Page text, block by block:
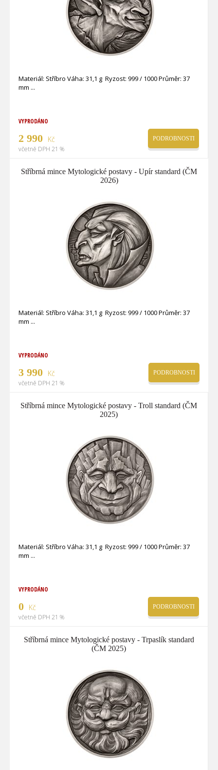
Materiál: Stříbro Váha: 31,1 g Ryzost: 999 / 1000 Průměr: 37
mm
VYPRODÁNO
2 990 Kč
včetně DPH 21 %
PODROBNOSTI
Stříbrná mince Mytologické postavy - Upír standard (ČM
2026)
Materiál: Stříbro Váha: 31,1 g Ryzost: 999 / 1000 Průměr: 37
mm
VYPRODÁNO
3 990 Kč
včetně DPH 21 %
PODROBNOSTI
Stříbrná mince Mytologické postavy - Troll standard (ČM
2025)
Materiál: Stříbro Váha: 31,1 g Ryzost: 999 / 1000 Průměr: 37
mm
VYPRODÁNO
0 Kč
včetně DPH 21 %
PODROBNOSTI
Stříbrná mince Mytologické postavy - Trpaslík standard
(ČM 2025)